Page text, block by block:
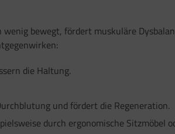
bewegt, fördert muskuläre
die Haltung.
und fördert die Regeneration.
durch ergonomische Sitzmöbel